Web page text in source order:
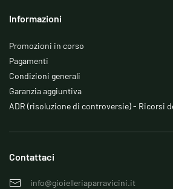
Informazioni
Promozioni in corso
Pagamenti
Condizioni generali
Garanzia aggiuntiva
ADR (risoluzione di controversie) - Ricorsi
Contattaci
info@gioielleriaparravicini.it